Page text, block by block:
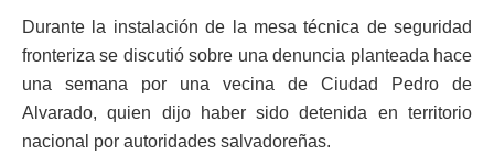
Durante la instalación de la mesa técnica de seguridad
fronteriza se discutió sobre una denuncia planteada hace
una semana por una vecina de Ciudad Pedro de
Alvarado, quien dijo haber sido detenida en territorio
nacional por autoridades salvadoreñas.